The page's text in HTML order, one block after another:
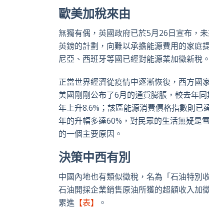
歐美加稅來由
無獨有偶，英國政府已於5月26日宣布，
英鎊的計劃，向難以承擔能源費用的家庭
尼亞、西班牙等國已經對能源業加徵新稅。
正當世界經濟從疫情中逐漸恢復，西方國
美國剛剛公布了6月的通貨膨脹，較去年
年上升8.6%；該區能源消費價格指數則
年的升幅多達60%，對民眾的生活無疑是
的一個主要原因。
決策中西有別
中國內地也有類似徵稅，名為「石油特別
石油開採企業銷售原油所獲的超額收入加
累進 【表】 。